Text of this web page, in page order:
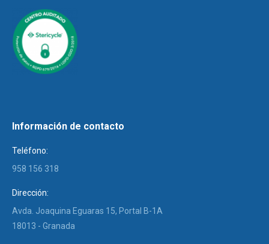
Información de contacto
Teléfono:
958 156 318
Dirección:
Avda. Joaquina Eguaras 15, Portal B-1A
18013 - Granada